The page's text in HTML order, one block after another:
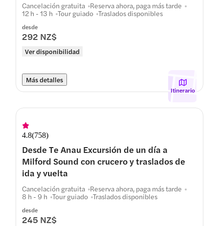
desde
292 NZ$
Ver disponibilidad
Cancelación gratuita Reserva ahora, paga más tarde
12 h - 13 h Tour guiado Traslados disponibles
Más detalles
Itinerario
4.8(758)
Desde Te Anau Excursión de un día a
Milford Sound con crucero y traslados de
ida y vuelta
desde
245 NZ$
Cancelación gratuita Reserva ahora, paga más tarde
8 h - 9 h Tour guiado Traslados disponibles